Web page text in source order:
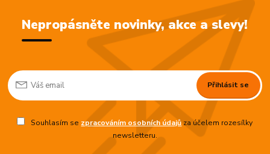
Nepropásněte novinky, akce a slevy!
Přihlásit se
Souhlasím se zpracováním osobních údajůza účelem rozesílky
newsletteru.